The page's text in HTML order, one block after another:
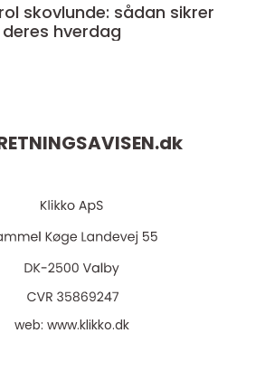
skovlunde: sådan sikrer
hverdag
dk
web: www.klikko.dk